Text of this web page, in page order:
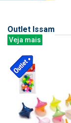
Outlet Issam
Veja mais